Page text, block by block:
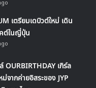
เตรียมเดบิวต์ใหม่ เดิน
คต์ในญี่ปุ่น
OURBIRTHDAY เกิร์ล
จากค่ายอิสระของ JYP